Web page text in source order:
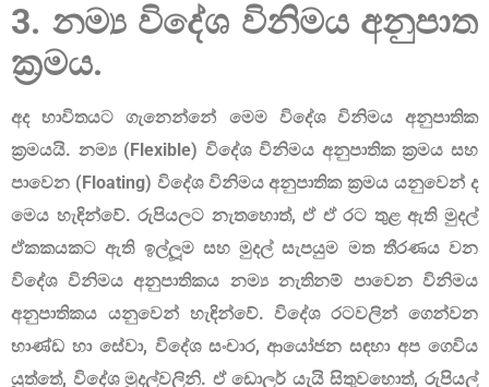
3. නම්‍ය විදේශ විනිමය අනුපාත
ක්‍රමය.
අද භාවිතයට ගැනෙන්නේ මෙම විදේශ විනිමය අනුපාතික
ක‍්‍රමයයි. නම්‍ය (Flexible) විදේශ විනිමය අනුපාතික ක‍්‍රමය සහ
පාවෙන (Floating) විදේශ විනිමය අනුපාතික ක‍්‍රමය යනුවෙන් ද
මෙය හැඳින්වේ. රුපියලට නැතහොත්, ඒ ඒරට තුළ ඇති මුදල්
ඒකකයකට ඇති ඉල්ලූම සහ මුදල් සැපයුම මත තීරණය වන
විදේශ විනිමය අනුපාතිකය නම්‍ය නැතිනම් පාවෙන විනිමය
අනුපාතිකය යනුවෙන් හැඳින්වේ. විදේශ රටවලින් ගෙන්වන
භාණ්ඩ හා සේවා, විදේශ සංචාර, ආයෝජන සඳහා අප ගෙවිය
යුත්තේ, විදේශ මුදල්වලිනි. ඒ ඩොලර් යැයි සිතුවහොත්, රුපියල්